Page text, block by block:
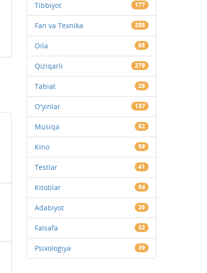
Tibbiyot 177
Fan va Texnika 258
Oila 88
Qiziqarli 279
Tabiat 26
O'yinlar 137
Musiqa 82
Kino 59
Testlar 41
Kitoblar 94
Adabiyot 26
Falsafa 32
Psixologiya 39